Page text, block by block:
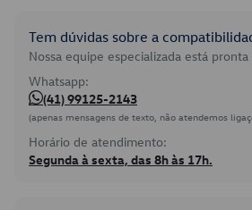
Tem dúvidas sobre a
Nossa equipe especializada está pronta
Whatsapp:
(41) 99125-2143
(apenas mensagens de texto, não atendemos
Horário de atendimento:
Segunda à sexta, das 8h às 17h.